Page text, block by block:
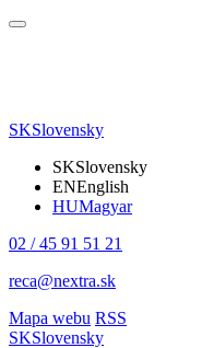
SKSlovensky
SKSlovensky
ENEnglish
HUMagyar
02 / 45 91 51 21
reca@nextra.sk
Mapa webu RSS
SKSlovensky